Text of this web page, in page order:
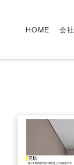
HOME 会